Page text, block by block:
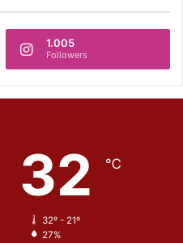
1.005
Followers
32 ℃
32º - 21º
27%